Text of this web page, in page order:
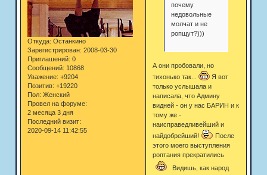
Откуда: Останкино
Зарегистрирован: 2008-03-30
Приглашений: 0
Сообщений: 10868
Уважение: +9204
Позитив: +19220
Пол: Женский
Провел на форуме:
2 месяца 3 дня
Последний визит:
2020-09-14 11:42:55
почему
недовольные
молчат и не
ропщут?)))
А они пробовали, но
тихонько так...
Я вот
только услышала и
написала, что Админу
видней - он у нас БАРИН и к
тому же -
наисправедливейший и
найдобрейший!
После
этого моего выступления
роптания прекратились
Видишь, как народ